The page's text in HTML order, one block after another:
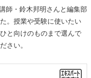
師・鈴木邦明さんと編集部
。授業や受験に使いたい
と向けのものまで選んで
さい。